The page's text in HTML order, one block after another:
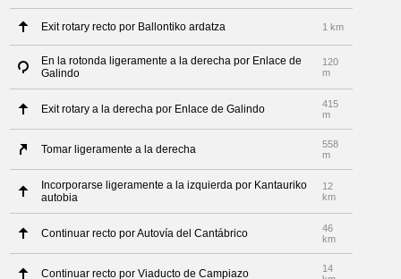
Exit rotary recto por Ballontiko ardatza 1 km
En la rotonda ligeramente a la derecha por Enlace de
Galindo
120
m
Exit rotary a la derecha por Enlace de Galindo
415
m
Tomar ligeramente a la derecha
558
m
Incorporarse ligeramente a la izquierda por Kantauriko
autobia
12
km
Continuar recto por Autovía del Cantábrico
46
km
Continuar recto por Viaducto de Campiazo
14